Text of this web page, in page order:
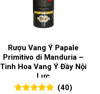
Rượu Vang Ý Papale
Primitivo di Manduria –
Tinh Hoa Vang Ý Đầy Nội
Lực
(40)